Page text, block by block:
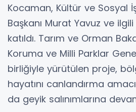
Kocaman, Kültür ve Sosyal
Başkanı Murat Yavuz ve
katıldı. Tarım ve Orman
Koruma ve Milli Parklar
birliğiyle yürütülen proje,
hayatını canlandırma
da geyik salınımlarına